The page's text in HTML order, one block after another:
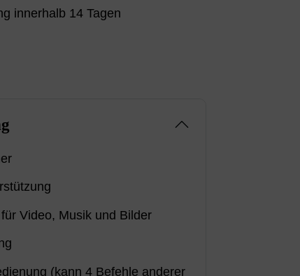
innerhalb 14 Tagen
Video, Musik und Bilder
(kann 4 Befehle anderer